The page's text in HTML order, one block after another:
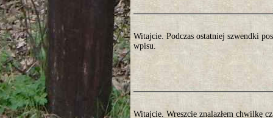
Witajcie. Podczas ostatniej szwendki
wpisu.
Witajcie. Wreszcie znalazłem chwilkę